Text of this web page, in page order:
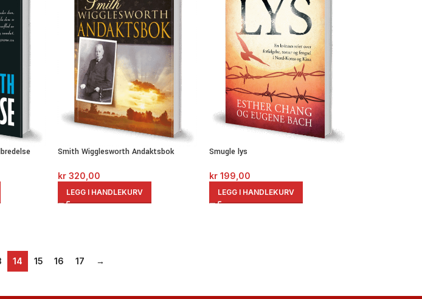
Smith Wigglesworth Andaktsbok
kr 320,00
LEGG I HANDLEKURV
Smugle lys
kr199,00
LEGG I HANDLEKURV
14 15 16 17 →